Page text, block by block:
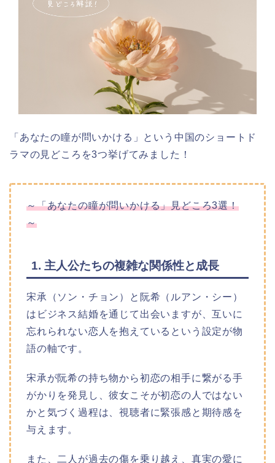
「あなたの瞳が問いかける」という中国のショートド
ラマの見どころを3つ挙げてみました！
～「あなたの瞳が問いかける」見どころ3選！
～
1. 主人公たちの複雑な関係性と成長
宋承（ソン・チョン）と阮希（ルアン・シー）
はビジネス結婚を通じて出会いますが、互いに
忘れられない恋人を抱えているという設定が物
語の軸です。
宋承が阮希の持ち物から初恋の相手に繋がる手
がかりを発見し、彼女こそが初恋の人ではない
かと気づく過程は、視聴者に緊張感と期待感を
与えます。
また、二人が過去の傷を乗り越え、真実の愛に